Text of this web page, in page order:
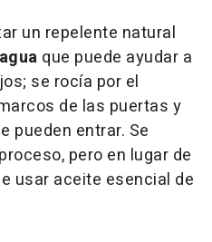
un repelente natural
que puede ayudar a
se rocía por el
de las puertas y
pueden entrar. Se
pero en lugar de
usar aceite esencial de